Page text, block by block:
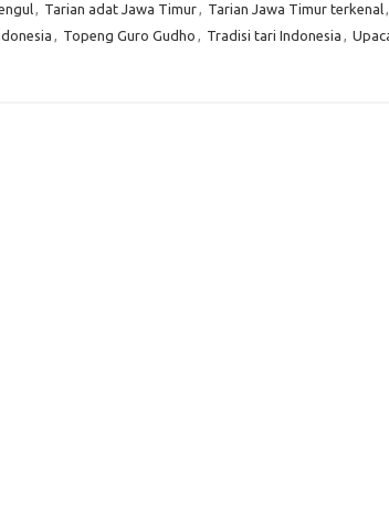
, Tarian adat Jawa Timur, Tarian Jawa Timur terkenal,
, Topeng Guro Gudho , Tradisi tari Indonesia ,